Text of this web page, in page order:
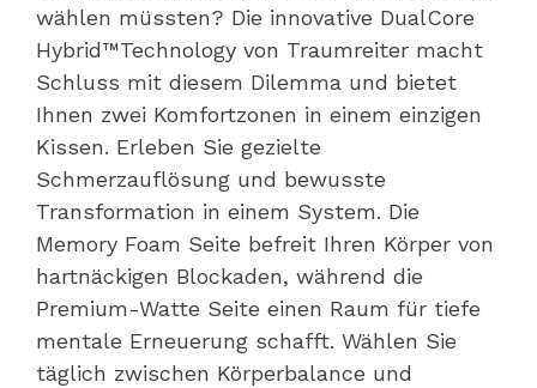
wählen müssten? Die innovative DualCore
Hybrid™Technology von Traumreiter macht
Schluss mit diesem Dilemma und bietet
Ihnen zwei Komfortzonen in einem einzigen
Kissen. Erleben Sie gezielte
Schmerzauflösung und bewusste
Transformation in einem System. Die
Memory Foam Seite befreit Ihren Körper von
hartnäckigen Blockaden, während die
Premium-Watte Seite einen Raum für tiefe
mentale Erneuerung schafft. Wählen Sie
täglich zwischen Körperbalance und